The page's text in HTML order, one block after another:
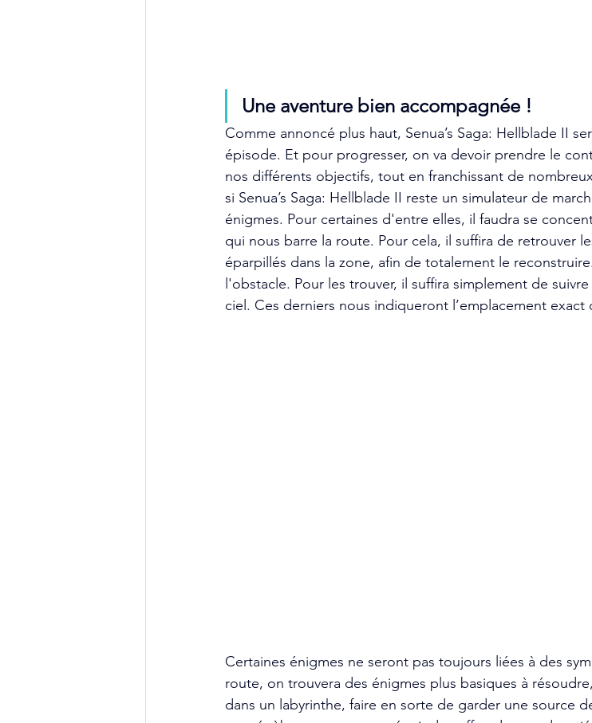
Une aventure bien accompagnée !
Comme annoncé plus haut, Senua’s Saga: Hellblade II
épisode. Et pour progresser, on va devoir prendre le
nos différents objectifs, tout en franchissant de
si Senua’s Saga: Hellblade II reste un simulateur de
énigmes. Pour certaines d'entre elles, il faudra se
qui nous barre la route. Pour cela, il suffira de retrouver
éparpillés dans la zone, afin de totalement le
l'obstacle. Pour les trouver, il suffira simplement de
ciel. Ces derniers nous indiqueront l’emplacement exact
Certaines énigmes ne seront pas toujours liées à des
route, on trouvera des énigmes plus basiques à
dans un labyrinthe, faire en sorte de garder une source